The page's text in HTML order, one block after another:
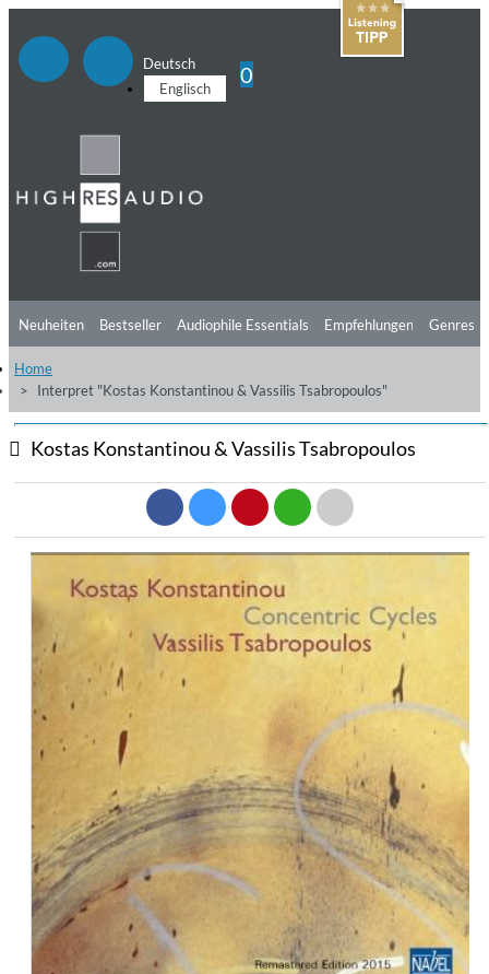
Deutsch
Englisch
0
Neuheiten Bestseller Audiophile Essentials Empfehlungen
Hörtipps
Videos
Genres
Home
Interpret "Kostas Konstantinou & Vassilis Tsabropoulos"
Kostas Konstantinou & Vassilis Tsabropoulos